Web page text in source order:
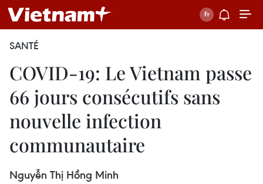
SANTÉ
COVID-19: Le Vietnam passe
66 jours consécutifs sans
nouvelle infection
communautaire
Nguyễn Thị Hồng Minh